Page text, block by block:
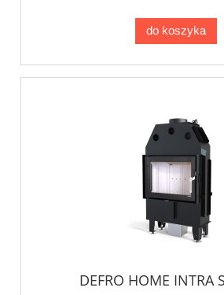
do koszyka
DEFRO HOME INTRA